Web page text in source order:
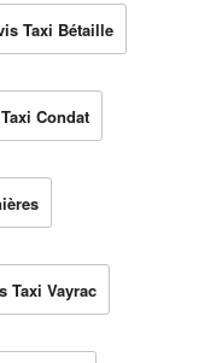
Taxi Bétaille
Condat
Taxi Vayrac